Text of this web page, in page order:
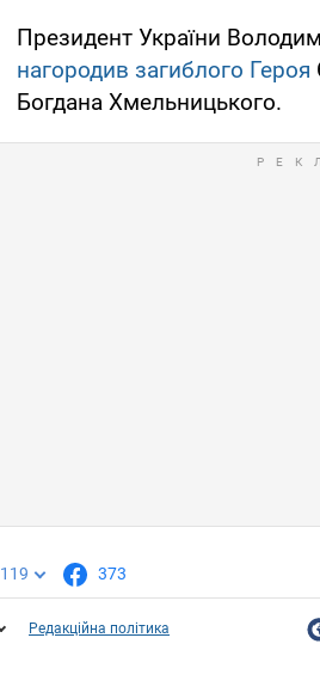
Президент України
нагородив загиблого Героя
Богдана Хмельницького.
119 373
Редакційна політика